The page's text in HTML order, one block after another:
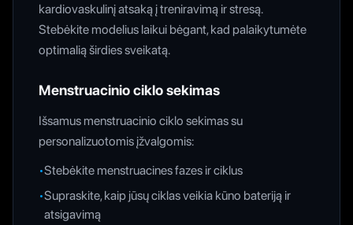
kardiovaskulinį atsaką į treniravimą ir stresą.
Stebėkite modelius laikui bėgant, kad palaikytumėte
optimalią širdies sveikatą.
Menstruacinio ciklo sekimas
Išsamus menstruacinio ciklo sekimas su
personalizuotomis įžvalgomis:
•Stebėkite menstruacines fazes ir ciklus
•Supraskite, kaip jūsų ciklas veikia kūno bateriją ir
atsigavimą